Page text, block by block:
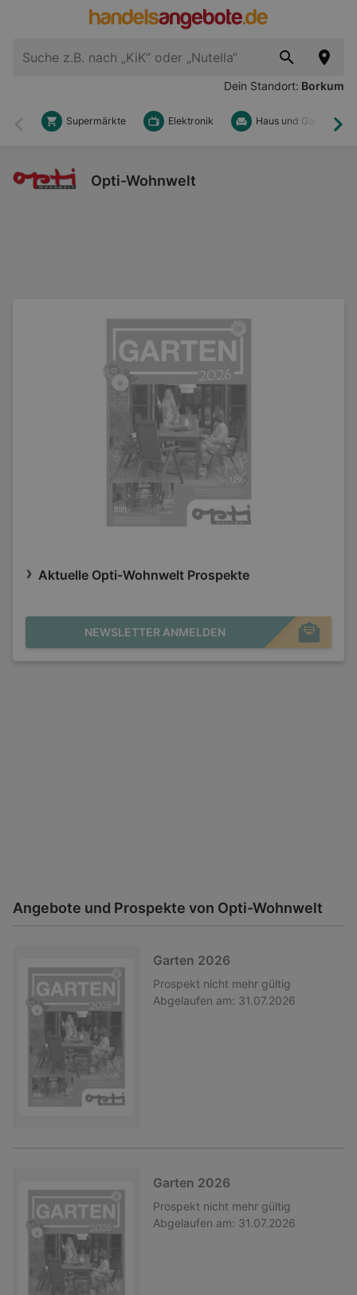
Dein Standort: Borkum
Zurück
Supermärkte Elektronik Haus und Garten
Opti-Wohnwelt
Aktuelle Opti-Wohnwelt Prospekte
NEWSLETTER ANMELDEN
Angebote und Prospekte von Opti-Wohnwelt
Garten 2026
Prospekt nicht mehr gültig
Abgelaufen am: 31.07.2026
Garten 2026
Prospekt nicht mehr gültig
Abgelaufen am: 31.07.2026